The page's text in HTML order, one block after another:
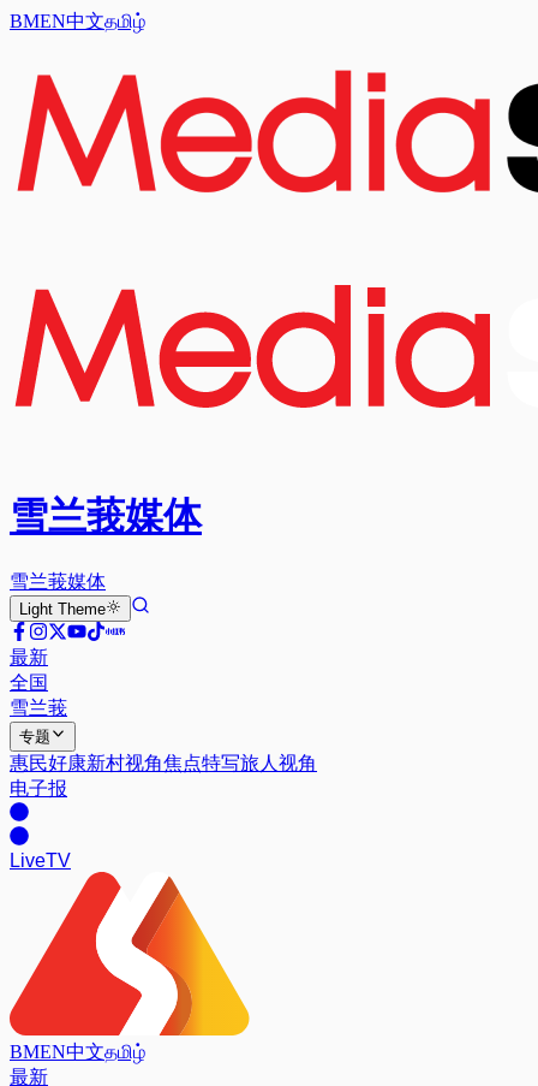
BMEN中文தமிழ்
雪兰莪媒体
雪兰莪媒体
Light Theme
最新
全国
雪兰莪
专题
惠民好康新村视角焦点特写旅人视角
电子报
LiveTV
BMEN中文தமிழ்
最新